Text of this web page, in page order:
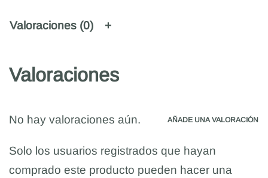
Valoraciones (0)
Valoraciones
No hay valoraciones aún. AÑADE UNA VALORACIÓN
Solo los usuarios registrados que hayan
comprado este producto pueden hacer una